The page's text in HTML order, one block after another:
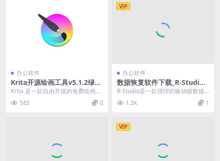
办公软件
Krita开源绘画工具v5.1.2绿色
版
Krita 是一款自由开源的免费绘画软
件，使用 GPL 许可证发布。它的功
能齐全...
583 0
VIP
办公软件
数据恢复软件下载_R-Studio
V9.4.191420中文绿色版下载
R-Studio是一款强悍的驱动级数据
恢复软件，采用独特的数据恢复技
术，支持对N...
1.3K 1
VIP